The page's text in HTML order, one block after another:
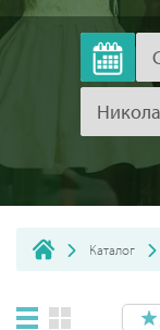
Каталог